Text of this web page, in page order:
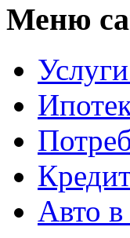
Меню
Авто в